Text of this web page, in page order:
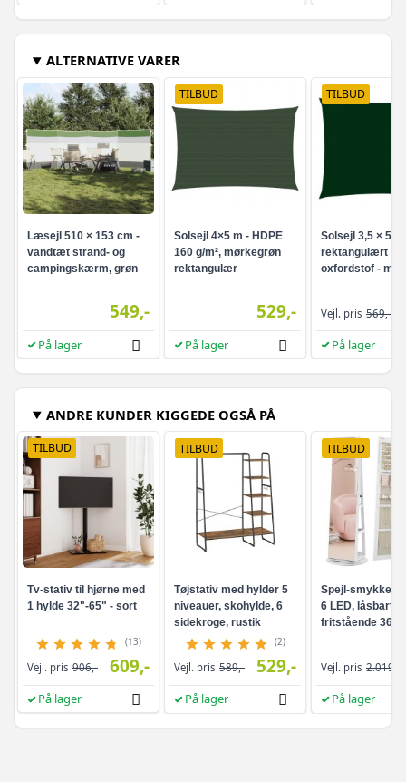
ALTERNATIVE VARER
Læsejl 510 × 153 cm -
vandtæt strand- og
campingskærm, grøn
549,-
På lager
TILBUD
Solsejl 4×5 m - HDPE
160 g/m², mørkegrøn
rektangulær
529,-
På lager
TILBUD
Solsejl 3,5 × 5 m
rektangulært i
oxfordstof -
Vejl. pris 569,-
På lager
ANDRE KUNDER KIGGEDE OGSÅ PÅ
TILBUD
Tv-stativ til hjørne med
1 hylde 32"-65" - sort
(13)
Vejl. pris 906,- 609,-
På lager
TILBUD
Tøjstativ med hylder 5
niveauer, skohylde, 6
sidekroge, rustik
brun/sort
(2)
Vejl. pris 589,- 529,-
På lager
TILBUD
Spejl-
6 LED, låsbart -
fritstående 360°
helkropsspejl, 3
hvid/greige
Vejl. pris 2.019,-
På lager